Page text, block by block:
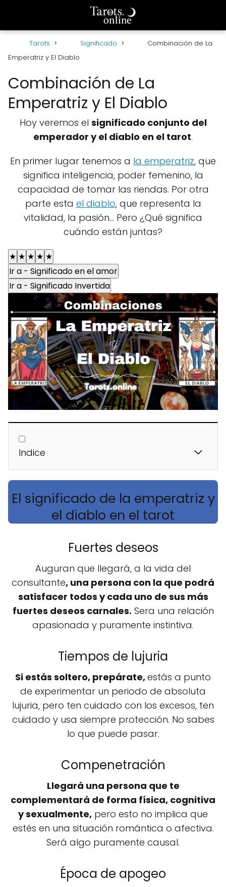
Tarots Significado
Combinación de La
Emperatriz y El Diablo
Combinación de La
Emperatriz y El Diablo
Hoy veremos el significado conjunto del
emperador y el diablo en el tarot.
En primer lugar tenemos a la emperatriz, que
significa inteligencia, poder femenino, la
capacidad de tomar las riendas. Por otra
parte esta el diablo, que representa la
vitalidad, la pasión... Pero ¿Qué significa
cuándo están juntas?
★ ★ ★ ★ ★
Ir a - Significado en el amor
Ir a - Significado Invertida
Indice
El significado de la emperatriz y
el diablo en el tarot
Fuertes deseos
Auguran que llegará, a la vida del
consultante, una persona con la que podrá
satisfacer todos y cada uno de sus más
fuertes deseos carnales. Sera una relación
apasionada y puramente instintiva.
Tiempos de lujuria
Si estás soltero, prepárate,estás a punto
de experimentar un periodo de absoluta
lujuria, pero ten cuidado con los excesos, ten
cuidado y usa siempre protección. No sabes
lo que puede pasar.
Compenetración
Llegará una persona que te
complementará de forma física, cognitiva
y sexualmente, pero esto no implica que
estés en una situación romántica o afectiva.
Será algo puramente causal.
Época de apogeo